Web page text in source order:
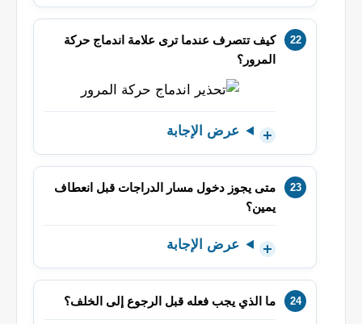
كيف تتصرف عندما ترى علامة اندماج حركة
المرور؟
عرض الإجابة
متى يجوز دخول مسار الدراجات قبل انعطاف
يمين؟
عرض الإجابة
ما الذي يجب فعله قبل الرجوع إلى الخلف؟